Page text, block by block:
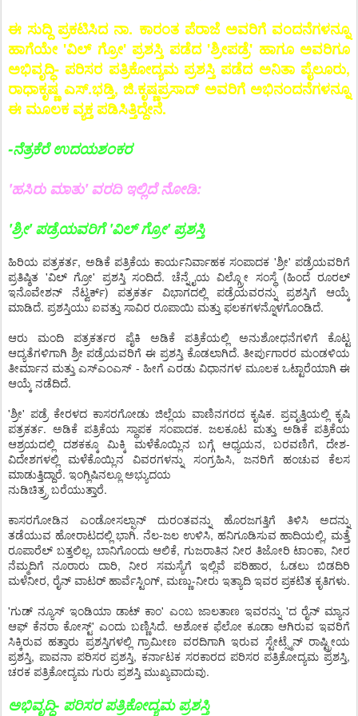
ಈ ಸುದ್ದಿ ಪ್ರಕಟಿಸಿದ ನಾ. ಕಾರಂತ ಪೆರಾಜೆ ಅವರಿಗೆ ವಂದನೆಗಳನ್ನೂ
ಹಾಗೆಯೇ 'ವಿಲ್ ಗ್ರೋ' ಪ್ರಶಸ್ತಿ ಪಡೆದ 'ಶ್ರೀಪಡ್ರೆ' ಹಾಗೂ ಅವರಿಗೂ
ಅಭಿವೃದ್ಧಿ- ಪರಿಸರ ಪತ್ರಿಕೋದ್ಯಮ ಪ್ರಶಸ್ತಿ ಪಡೆದ ಅನಿತಾ ಪೈಲೂರು,
ರಾಧಾಕೃಷ್ಣ ಎಸ್.ಭಡ್ತಿ, ಜಿ.ಕೃಷ್ಣಪ್ರಸಾದ್ ಅವರಿಗೆ ಅಭಿನಂದನೆಗಳನ್ನೂ
ಈ ಮೂಲಕ ವ್ಯಕ್ತ ಪಡಿಸಿತ್ತಿದ್ದೇನೆ.
-ನೆತ್ರಕೆರೆ ಉದಯಶಂಕರ
'ಹಸಿರು ಮಾತು' ವರದಿ ಇಲ್ಲಿದೆ ನೋಡಿ:
'ಶ್ರೀ' ಪಡ್ರೆಯವರಿಗೆ 'ವಿಲ್ ಗ್ರೋ' ಪ್ರಶಸ್ತಿ
ಹಿರಿಯ ಪತ್ರಕರ್ತ, ಅಡಿಕೆ ಪತ್ರಿಕೆಯ ಕಾರ್ಯನಿರ್ವಾಹಕ ಸಂಪಾದಕ 'ಶ್ರೀ' ಪಡ್ರೆಯವರಿಗೆ
ಪ್ರತಿಷ್ಠಿತ 'ವಿಲ್ ಗ್ರೋ' ಪ್ರಶಸ್ತಿ ಸಂದಿದೆ. ಚೆನ್ನೈಯ ವಿಲ್ಗ್ರೋ ಸಂಸ್ಥೆ (ಹಿಂದೆ ರೂರಲ್
ಇನೊವೇಶನ್ ನೆಟ್ವರ್ಕ್) ಪತ್ರಕರ್ತ ವಿಭಾಗದಲ್ಲಿ ಪಡ್ರೆಯವರನ್ನು ಪ್ರಶಸ್ತಿಗೆ ಆಯ್ಕೆ
ಮಾಡಿದೆ. ಪ್ರಶಸ್ತಿಯು ಐವತ್ತು ಸಾವಿರ ರೂಪಾಯಿ ಮತ್ತು ಫಲಕಗಳನ್ನೊಳಗೊಂಡಿದೆ.
ಆರು ಮಂದಿ ಪತ್ರಕರ್ತರ ಪೈಕಿ ಅಡಿಕೆ ಪತ್ರಿಕೆಯಲ್ಲಿ ಅನುಶೋಧನೆಗಳಿಗೆ ಕೊಟ್ಟ
ಆದ್ಯತೆಗಳಿಗಾಗಿ ಶ್ರೀ ಪಡ್ರೆಯವರಿಗೆ ಈ ಪ್ರಶಸ್ತಿ ಕೊಡಲಾಗಿದೆ. ತೀರ್ಪುಗಾರರ ಮಂಡಳಿಯ
ತೀರ್ಮಾನ ಮತ್ತು ಎಸ್ಎಂಎಸ್ - ಹೀಗೆ ಎರಡು ವಿಧಾನಗಳ ಮೂಲಕ ಒಟ್ಟಾರೆಯಾಗಿ ಈ
ಆಯ್ಕೆ ನಡೆದಿದೆ.
'ಶ್ರೀ' ಪಡ್ರೆ ಕೇರಳದ ಕಾಸರಗೋಡು ಜಿಲ್ಲೆಯ ವಾಣಿನಗರದ ಕೃಷಿಕ. ಪ್ರವೃತ್ತಿಯಲ್ಲಿ ಕೃಷಿ
ಪತ್ರಕರ್ತ. ಅಡಿಕೆ ಪತ್ರಿಕೆಯ ಸ್ಥಾಪಕ ಸಂಪಾದಕ. ಜಲಕೂಟ ಮತ್ತು ಅಡಿಕೆ ಪತ್ರಿಕೆಯ
ಆಶ್ರಯದಲ್ಲಿ ದಶಕಕ್ಕೂ ಮಿಕ್ಕಿ ಮಳೆಕೊಯ್ಲಿನ ಬಗ್ಗೆ ಆಧ್ಯಯನ, ಬರವಣಿಗೆ, ದೇಶ-
ವಿದೇಶಗಳಲ್ಲಿ ಮಳೆಕೊಯ್ಲಿನ ವಿವರಗಳನ್ನು ಸಂಗ್ರಹಿಸಿ, ಜನರಿಗೆ ಹಂಚುವ ಕೆಲಸ
ಮಾಡುತ್ತಿದ್ದಾರೆ. ಇಂಗ್ಲಿಷಿನಲ್ಲೂ ಅಭ್ಯುದಯ
ನುಡಿಚಿತ್ರ್ರ ಬರೆಯುತ್ತಾರೆ.
ಕಾಸರಗೋಡಿನ ಎಂಡೋಸಲ್ಫಾನ್ ದುರಂತವನ್ನು ಹೊರಜಗತ್ತಿಗೆ ತಿಳಿಸಿ ಅದನ್ನು
ತಡೆಯುವ ಹೋರಾಟದಲ್ಲಿ ಭಾಗಿ. ನೆಲ-ಜಲ ಉಳಿಸಿ, ಹನಿಗೂಡಿಸುವ ಹಾದಿಯಲ್ಲಿ, ಮತ್ತೆ
ರೂಪಾರೆಲ್ ಬತ್ತಲಿಲ್ಲ, ಬಾನಿಗೊಂದು ಆಲಿಕೆ, ಗುಜರಾತಿನ ನೀರ ತಿಜೋರಿ ಟಾಂಕಾ, ನೀರ
ನೆಮ್ಮದಿಗೆ ನೂರಾರು ದಾರಿ, ನೀರ ಸಮಸ್ಯೆಗೆ ಇಲ್ಲಿವೆ ಪರಿಹಾರ, ಓಡಲು ಬಿಡದಿರಿ
ಮಳೆನೀರ, ರೈನ್ ವಾಟರ್ ಹಾರ್ವೆಸ್ಟಿಂಗ್, ಮಣ್ಣು-ನೀರು ಇತ್ಯಾದಿ ಇವರ ಪ್ರಕಟಿತ ಕೃತಿಗಳು.
'ಗುಡ್ ನ್ಯೂಸ್ ಇಂಡಿಯಾ ಡಾಟ್ ಕಾಂ' ಎಂಬ ಜಾಲತಾಣ ಇವರನ್ನು 'ದ ರೈನ್ ಮ್ಯಾನ
ಆಫ್ ಕೆನರಾ ಕೋಸ್ಟ್' ಎಂದು ಬಣ್ಣಿಸಿದೆ. ಅಶೋಕ ಫೆಲೋ ಕೂಡಾ ಆಗಿರುವ ಇವರಿಗೆ
ಸಿಕ್ಕಿರುವ ಹತ್ತಾರು ಪ್ರಶಸ್ತಿಗಳಲ್ಲಿ ಗ್ರಾಮೀಣ ವರದಿಗಾಗಿ ಇರುವ ಸ್ಟೇಟ್ಸ್ಮೆನ್ ರಾಷ್ಟ್ರೀಯ
ಪ್ರಶಸ್ತಿ, ಪಾವನಾ ಪರಿಸರ ಪ್ರಶಸ್ತಿ, ಕರ್ನಾಟಕ ಸರಕಾರದ ಪರಿಸರ ಪತ್ರಿಕೋದ್ಯಮ ಪ್ರಶಸ್ತಿ,
ಚರಕ ಪತ್ರಿಕೋದ್ಯಮ ಗುರು ಪ್ರಶಸ್ತಿ ಮುಖ್ಯವಾದುವು.
ಅಭಿವೃದ್ಧಿ- ಪರಿಸರ ಪತ್ರಿಕೋದ್ಯಮ ಪ್ರಶಸ್ತಿ